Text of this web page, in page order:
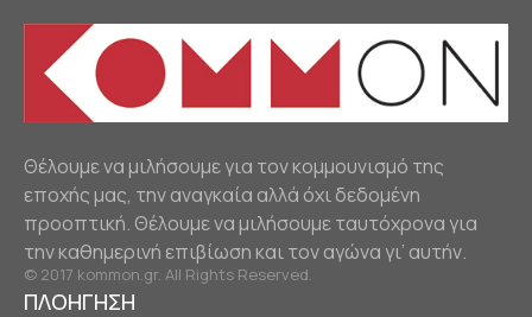
Θέλουμε να μιλήσουμε για τον κομμουνισμό της
εποχής μας, την αναγκαία αλλά όχι δεδομένη
προοπτική. Θέλουμε να μιλήσουμε ταυτόχρονα για
την καθημερινή επιβίωση και τον αγώνα γι’ αυτήν.
© 2017 kommon.gr. All Rights Reserved.
ΠΛΟΗΓΗΣΗ